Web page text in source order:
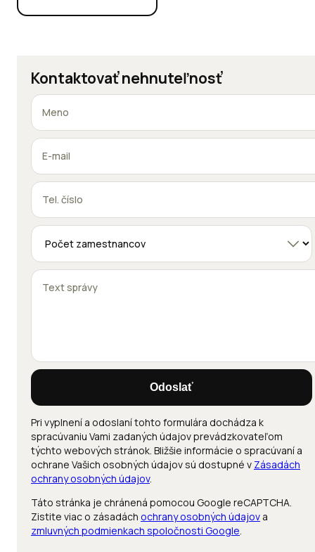
Kontaktovať nehnuteľnosť
Odoslať
Pri vyplnení a odoslaní tohto formulára dochádza k
spracúvaniu Vami zadaných údajov prevádzkovateľom
týchto webových stránok. Bližšie informácie o spracúvaní a
ochrane Vašich osobných údajov sú dostupné v Zásadách
ochrany osobných údajov.
Táto stránka je chránená pomocou Google reCAPTCHA.
Zistite viac o zásadách ochrany osobných údajov a
zmluvných podmienkach spoločnosti Google.